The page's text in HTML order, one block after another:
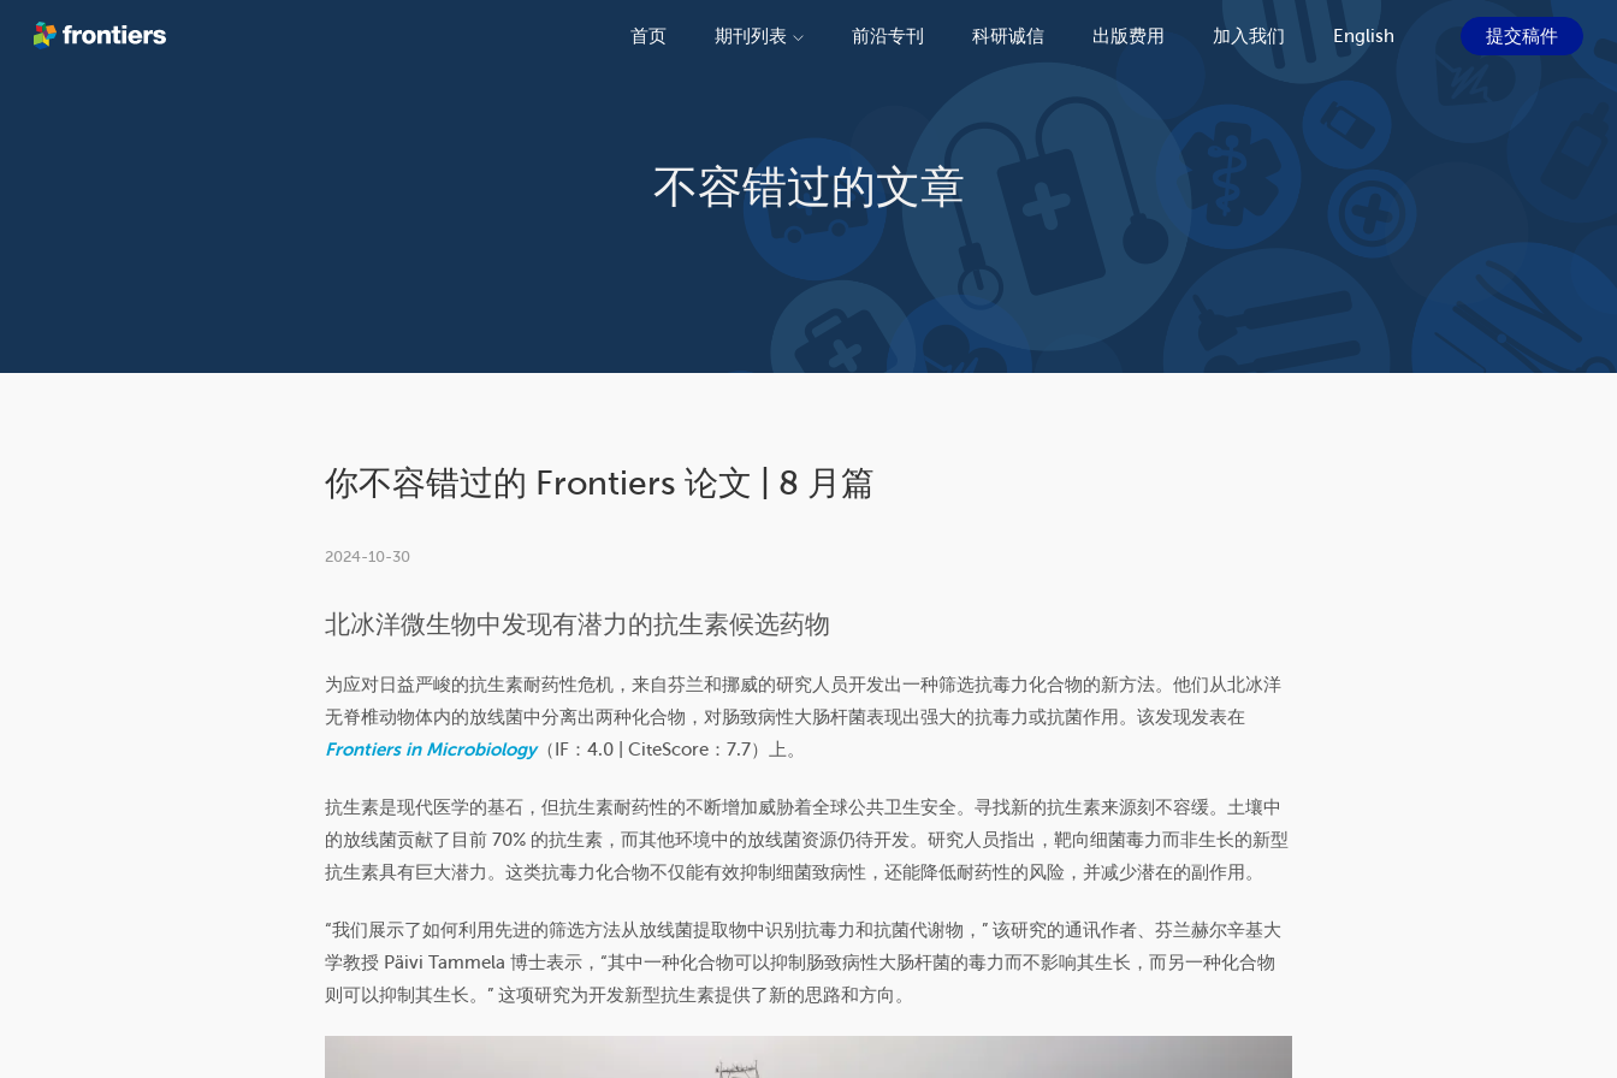
首页 期刊列表 前沿专刊 科研诚信 出版费用 加入我们 English 提交稿件
不容错过的文章
你不容错过的 Frontiers 论文 | 8 月篇
2024-10-30
北冰洋微生物中发现有潜力的抗生素候选药物
为应对日益严峻的抗生素耐药性危机，来自芬兰和挪威的研究人员开发出一种筛选抗毒力化合物的新方法。他们从北冰洋
无脊椎动物体内的放线菌中分离出两种化合物，对肠致病性大肠杆菌表现出强大的抗毒力或抗菌作用。该发现发表在
Frontiers in Microbiology（IF：4.0 | CiteScore：7.7）上。
抗生素是现代医学的基石，但抗生素耐药性的不断增加威胁着全球公共卫生安全。寻找新的抗生素来源刻不容缓。土壤中
的放线菌贡献了目前 70% 的抗生素，而其他环境中的放线菌资源仍待开发。研究人员指出，靶向细菌毒力而非生长的新型
抗生素具有巨大潜力。这类抗毒力化合物不仅能有效抑制细菌致病性，还能降低耐药性的风险，并减少潜在的副作用。
“我们展示了如何利用先进的筛选方法从放线菌提取物中识别抗毒力和抗菌代谢物，” 该研究的通讯作者、芬兰赫尔辛基大
学教授 Päivi Tammela 博士表示，“其中一种化合物可以抑制肠致病性大肠杆菌的毒力而不影响其生长，而另一种化合物
则可以抑制其生长。” 这项研究为开发新型抗生素提供了新的思路和方向。